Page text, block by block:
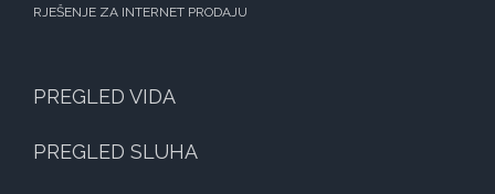
RJEŠENJE ZA INTERNET PRODAJU
PREGLED VIDA
PREGLED SLUHA